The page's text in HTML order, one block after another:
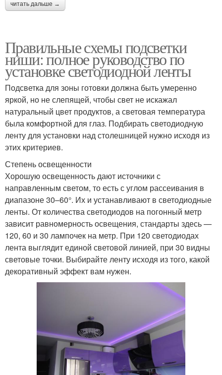
читать дальше →
Правильные схемы подсветки
ниши: полное руководство по
установке светодиодной ленты
Подсветка для зоны готовки должна быть умеренно
яркой, но не слепящей, чтобы свет не искажал
натуральный цвет продуктов, а световая температура
была комфортной для глаз. Подбирать светодиодную
ленту для установки над столешницей нужно исходя из
этих критериев.
Степень освещенности
Хорошую освещенность дают источники с
направленным светом, то есть с углом рассеивания в
диапазоне 30–60°. Их и устанавливают в светодиодные
ленты. От количества светодиодов на погонный метр
зависит равномерность освещения, стандарты здесь —
120, 60 и 30 лампочек на метр. При 120 светодиодах
лента выглядит единой световой линией, при 30 видны
световые точки. Выбирайте ленту исходя из того, какой
декоративный эффект вам нужен.